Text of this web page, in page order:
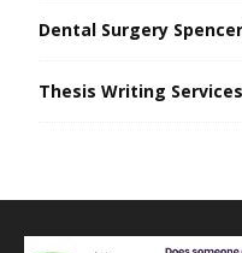
Dental Surgery
Thesis Writing